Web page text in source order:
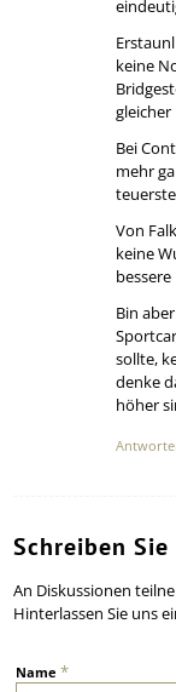
keine
Bei
mehr
Von
keine
Bin
sollte,
denke
höher
Schreiben
An Diskussionen
Hinterlassen Sie uns
Name*